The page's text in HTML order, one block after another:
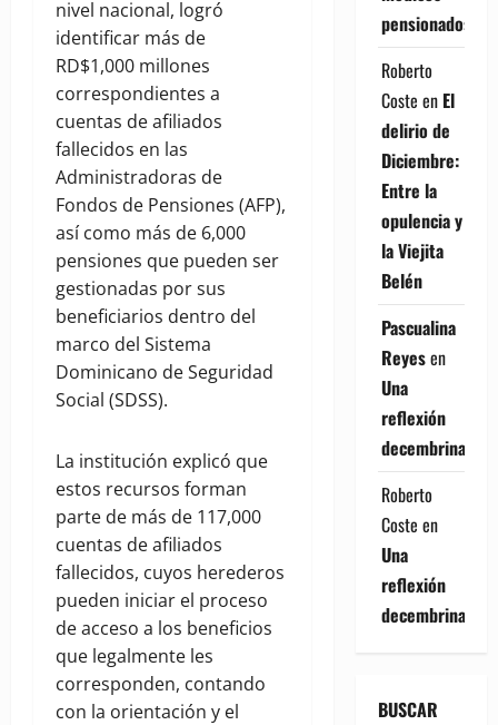
nivel nacional, logró
identificar más de
RD$1,000 millones
correspondientes a
cuentas de afiliados
fallecidos en las
Administradoras de
Fondos de Pensiones (AFP),
así como más de 6,000
pensiones que pueden ser
gestionadas por sus
beneficiarios dentro del
marco del Sistema
Dominicano de Seguridad
Social (SDSS).
La institución explicó que
estos recursos forman
parte de más de 117,000
cuentas de afiliados
fallecidos, cuyos herederos
pueden iniciar el proceso
de acceso a los beneficios
que legalmente les
corresponden, contando
con la orientación y el
pensionados
Roberto
Coste en El
delirio de
Diciembre:
Entre la
opulencia y
la Viejita
Belén
Pascualina
Reyesen
Una
reflexión
decembrina
Roberto
Coste en
Una
reflexión
decembrina
BUSCAR